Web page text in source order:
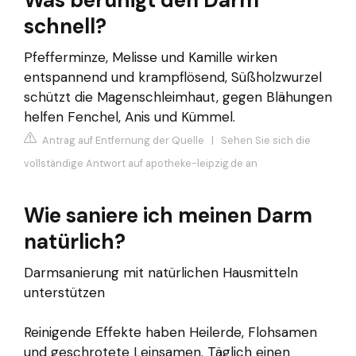
schnell?
Pfefferminze, Melisse und Kamille wirken
entspannend und krampflösend, Süßholzwurzel
schützt die Magenschleimhaut, gegen Blähungen
helfen Fenchel, Anis und Kümmel.
Antrag auf Entfernung der Quelle | Sehen Sie sich die
vollständige Antwort auf apotheke-leipzig.de an
Wie saniere ich meinen Darm
natürlich?
Darmsanierung mit natürlichen Hausmitteln
unterstützen
Reinigende Effekte haben Heilerde, Flohsamen
und geschrotete Leinsamen. Täglich einen